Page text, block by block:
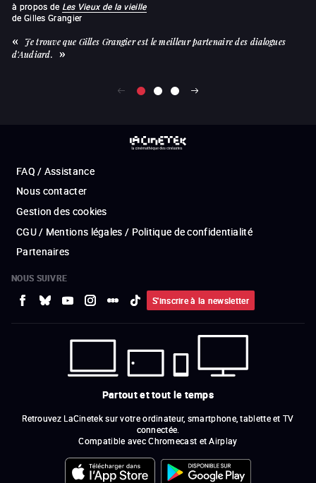
à propos de Les Vieux de la vieille
de Gilles Grangier
Je trouve que Gilles Grangier est le meilleur partenaire des dialogues
d'Audiard.
FAQ / Assistance
Nous contacter
Gestion des cookies
CGU / Mentions légales / Politique de confidentialité
Partenaires
NOUS SUIVRE
S'inscrire à la newsletter
Partout et tout le temps
Retrouvez LaCinetek sur votre ordinateur, smartphone, tablette et TV
connectée.
Compatible avec Chromecast et Airplay